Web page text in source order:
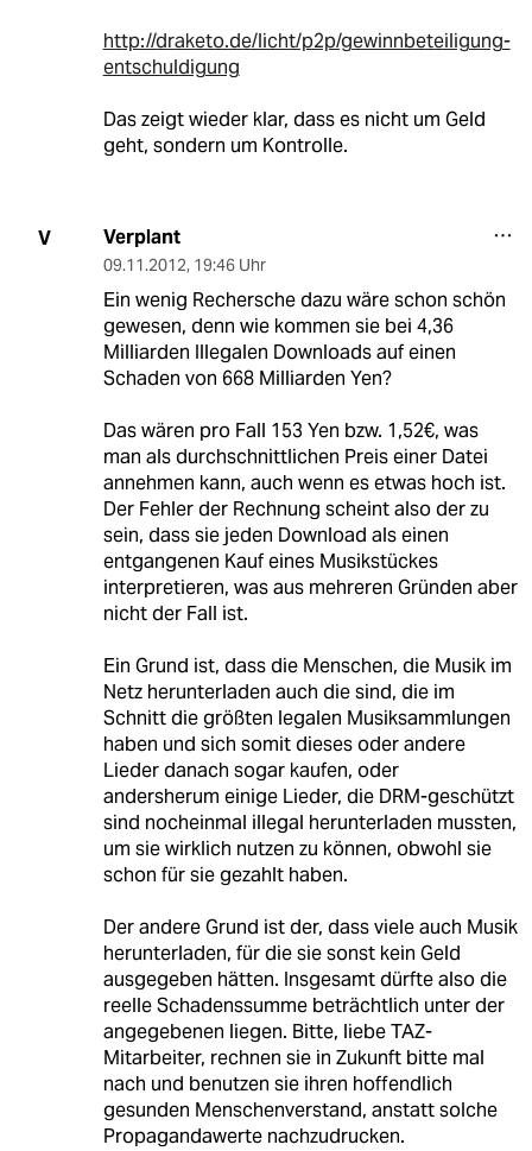
http://draketo.de/licht/p2p/gewinnbeteiligung-
entschuldigung
Das zeigt wieder klar, dass es nicht um Geld
geht, sondern um Kontrolle.
V Verplant
09.11.2012, 19:46 Uhr
Ein wenig Rechersche dazu wäre schon schön
gewesen, denn wie kommen sie bei 4,36
Milliarden Illegalen Downloads auf einen
Schaden von 668 Milliarden Yen?
Das wären pro Fall 153 Yen bzw. 1,52€, was
man als durchschnittlichen Preis einer Datei
annehmen kann, auch wenn es etwas hoch ist.
Der Fehler der Rechnung scheint also der zu
sein, dass sie jeden Download als einen
entgangenen Kauf eines Musikstückes
interpretieren, was aus mehreren Gründen aber
nicht der Fall ist.
Ein Grund ist, dass die Menschen, die Musik im
Netz herunterladen auch die sind, die im
Schnitt die größten legalen Musiksammlungen
haben und sich somit dieses oder andere
Lieder danach sogar kaufen, oder
andersherum einige Lieder, die DRM-geschützt
sind nocheinmal illegal herunterladen mussten,
um sie wirklich nutzen zu können, obwohl sie
schon für sie gezahlt haben.
Der andere Grund ist der, dass viele auch Musik
herunterladen, für die sie sonst kein Geld
ausgegeben hätten. Insgesamt dürfte also die
reelle Schadenssumme beträchtlich unter der
angegebenen liegen. Bitte, liebe TAZ-
Mitarbeiter, rechnen sie in Zukunft bitte mal
nach und benutzen sie ihren hoffendlich
gesunden Menschenverstand, anstatt solche
Propagandawerte nachzudrucken.